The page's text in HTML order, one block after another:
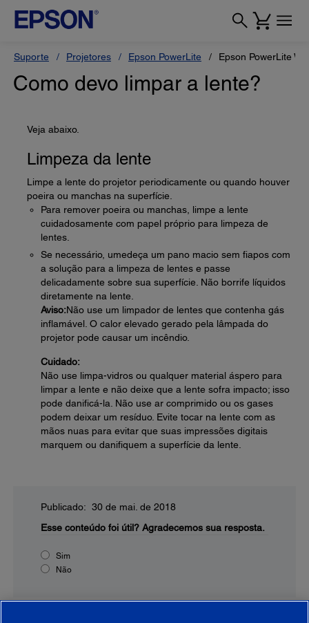
Suporte Projetores Epson PowerLite Epson PowerLite
Como devo limpar a lente?
Veja abaixo.
Limpeza da lente
Limpe a lente do projetor periodicamente ou quando houver
poeira ou manchas na superfície.
Para remover poeira ou manchas, limpe a lente
cuidadosamente com papel próprio para limpeza de
lentes.
Se necessário, umedeça um pano macio sem fiapos com
a solução para a limpeza de lentes e passe
delicadamente sobre sua superfície. Não borrife líquidos
diretamente na lente.
Aviso:Não use um limpador de lentes que contenha gás
inflamável. O calor elevado gerado pela lâmpada do
projetor pode causar um incêndio.
Cuidado:
Não use limpa-vidros ou qualquer material áspero para
limpar a lente e não deixe que a lente sofra impacto; isso
pode danificá-la. Não use ar comprimido ou os gases
podem deixar um resíduo. Evite tocar na lente com as
mãos nuas para evitar que suas impressões digitais
marquem ou danifiquem a superfície da lente.
Publicado: 30 de mai. de 2018
Esse conteúdo foi útil? Agradecemos sua resposta.
Sim
Não